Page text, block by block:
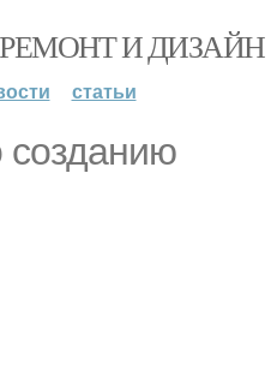
И ДИЗАЙН
статьи
созданию